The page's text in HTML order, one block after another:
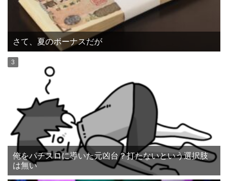
さて、夏のボーナスだが
俺をパチスロに導いた元凶台？打たないという選択肢
は無い